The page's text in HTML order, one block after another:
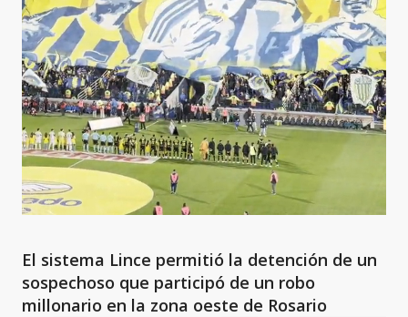
El sistema Lince permitió la detención de un
sospechoso que participó de un robo
millonario en la zona oeste de Rosario